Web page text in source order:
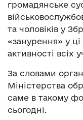
громадянське
та чоловіків у
«занурення» у
активності всіх
За словами
Міністерства
саме в такому
сьогодні.